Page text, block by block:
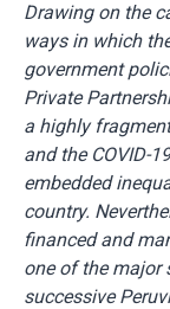
Drawing on the
ways in which
government
Private
a highly
and the COVID-
embedded
country.
financed and
one of the major
successive